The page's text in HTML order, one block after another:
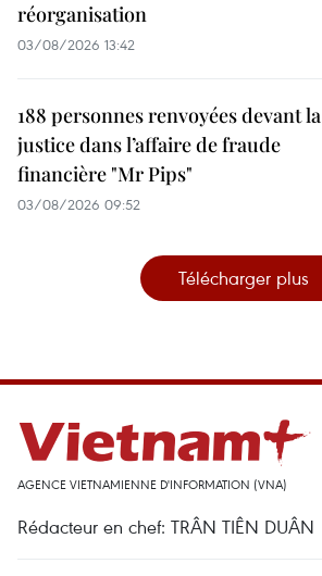
réorganisation
03/08/2026 13:42
188 personnes renvoyées devant la
justice dans l’affaire de fraude
financière "Mr Pips"
03/08/2026 09:52
Télécharger plus
AGENCE VIETNAMIENNE D'INFORMATION (VNA)
Rédacteur en chef: TRÂN TIÊN DUÂN